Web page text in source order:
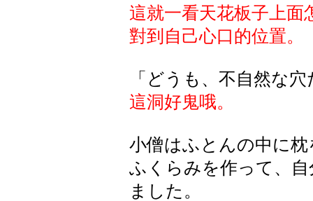
這就一看天花板子上面
對到自己心口的位置。
「どうも、不自然な穴
這洞好鬼哦。
小僧はふとんの中に
ふくらみを作って、
ました。